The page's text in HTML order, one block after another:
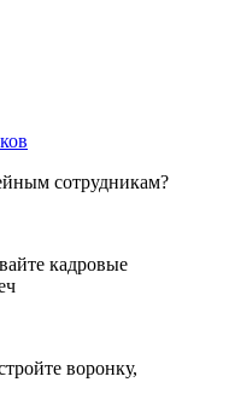
сотрудникам?
кадровые
воронку,